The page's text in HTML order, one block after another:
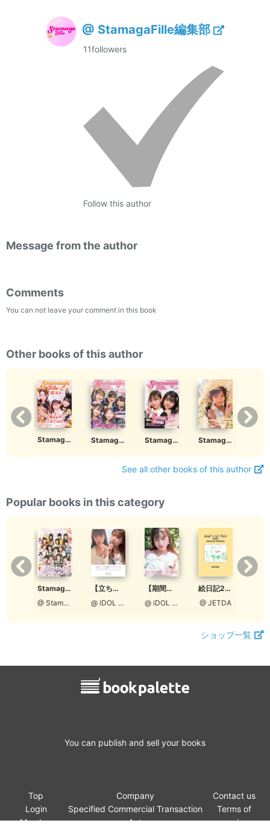
@ StamagaFille編集部
11followers
Follow this author
Message from the author
Comments
You can not leave your comment in this book
Other books of this author
Stamaga★Fille 第16号 Stamaga★Fille 第14号 ～春風にかわいさのせて～ Stamaga★Fille 第11号 Stamaga★Fille 第9号増刊写真集
See all other books of this author
Popular books in this category
Stamaga★Fille 2021年12月発売号（通算第6号）
@ StamagaFille編集部
【立ち読み版】ロクセンチフィルム ＃おうちじかん
@ iDOL picture project
【期間限定】ロクセンチフィルム ＃おうちじかん【Aタイプ［宮脇理子表紙］】
@ iDOL picture project
絵日記2018
@ JETDA
ショップ一覧
You can publish and sell your books
Top
Login
Member
Company
Specified Commercial Transaction
Act
Contact us
Terms of
service